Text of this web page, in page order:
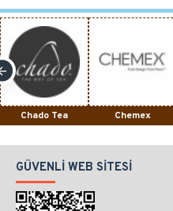
Chado Tea Chemex
GÜVENLI WEB SITESI